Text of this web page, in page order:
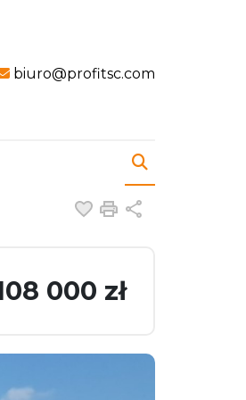
biuro@profitsc.com
Dodaj do
Drukuj
000 zł